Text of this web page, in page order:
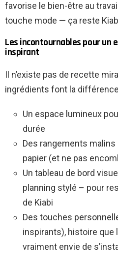
favorise le bien-être au
touche mode — ça reste
Les incontournables pour un
inspirant
Il n’existe pas de recette
ingrédients font la
Un espace lumineux
durée
Des rangements
papier (et ne pas
Un tableau de bord
planning stylé – pour
de Kiabi
Des touches
inspirants), histoire que
vraiment envie de